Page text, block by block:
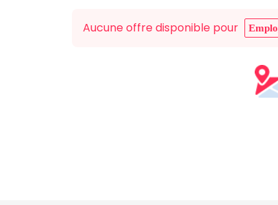
Aucune offre disponible pour